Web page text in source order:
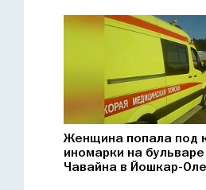
Женщина попала под
иномарки на бульваре
Чавайна в Йошкар-Оле